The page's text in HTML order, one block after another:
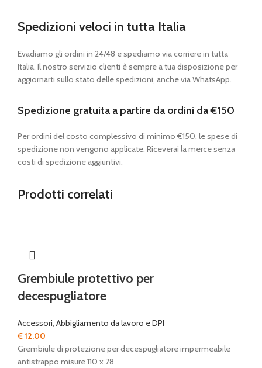
Spedizioni veloci in tutta Italia
Evadiamo gli ordini in 24/48 e spediamo via corriere in tutta
Italia. Il nostro servizio clienti è sempre a tua disposizione per
aggiornarti sullo stato delle spedizioni, anche via WhatsApp.
Spedizione gratuita a partire da ordini da €150
Per ordini del costo complessivo di minimo €150, le spese di
spedizione non vengono applicate. Riceverai la merce senza
costi di spedizione aggiuntivi.
Prodotti correlati
Grembiule protettivo per
decespugliatore
Accessori, Abbigliamento da lavoro e DPI
€12,00
Grembiule di protezione per decespugliatore impermeabile
antistrappo misure 110 x 78